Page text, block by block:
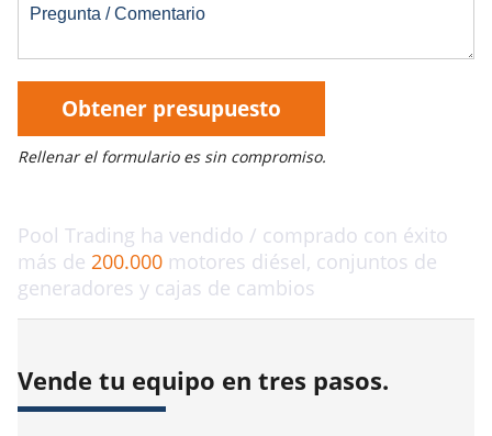
Obtener presupuesto
Rellenar el formulario es sin compromiso.
Pool Trading ha vendido / comprado con éxito
más de 200.000 motores diésel, conjuntos de
generadores y cajas de cambios
Vende tu equipo en tres pasos.